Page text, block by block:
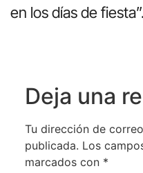
en los días de fiesta”.
Deja una
Tu dirección de
publicada. Los
marcados con *